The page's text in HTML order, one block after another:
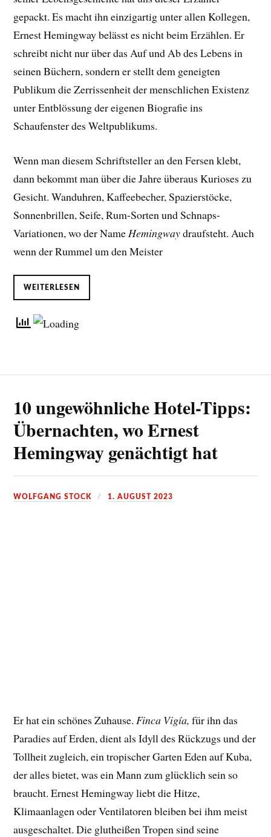
gepackt. Es macht ihn einzigartig unter allen Kollegen,
Ernest Hemingway belässt es nicht beim Erzählen. Er
schreibt nicht nur über das Auf und Ab des Lebens in
seinen Büchern, sondern er stellt dem geneigten
Publikum die Zerrissenheit der menschlichen Existenz
unter Entblössung der eigenen Biografie ins
Schaufenster des Weltpublikums.
Wenn man diesem Schriftsteller an den Fersen klebt,
dann bekommt man über die Jahre überaus Kurioses zu
Gesicht. Wanduhren, Kaffeebecher, Spazierstöcke,
Sonnenbrillen, Seife, Rum-Sorten und Schnaps-
Variationen, wo der NameHemingwaydraufsteht. Auch
wenn der Rummel um den Meister
WEITERLESEN
10 ungewöhnliche Hotel-Tipps:
Übernachten, wo Ernest
Hemingway genächtigt hat
WOLFGANG STOCK 1. AUGUST 2023
Er hat ein schönes Zuhause. Finca Vigía, für ihn das
Paradies auf Erden, dient als Idyll des Rückzugs und der
Tollheit zugleich, ein tropischer Garten Eden auf Kuba,
der alles bietet, was ein Mann zum glücklich sein so
braucht. Ernest Hemingway liebt die Hitze,
Klimaanlagen oder Ventilatoren bleiben bei ihm meist
ausgeschaltet. Die glutheißen Tropen sind seine